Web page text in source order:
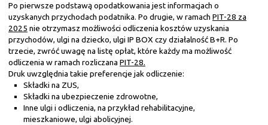
Po pierwsze podstawą opodatkowania jest informacjach o
uzyskanych przychodach podatnika. Po drugie, w ramach PIT-28 za
2025 nie otrzymasz możliwości odliczenia kosztów uzyskania
przychodów, ulgi na dziecko, ulgi IP BOX czy działalność B+R. Po
trzecie, zwróć uwagę na listę opłat, które każdy ma możliwość
odliczenia w ramach rozliczana PIT-28.
Druk uwzględnia takie preferencje jak odliczenie:
Składki na ZUS,
Składki na ubezpieczenie zdrowotne,
Inne ulgi i odliczenia, na przykład rehabilitacyjne,
mieszkaniowe, ulgi abolicyjnej.